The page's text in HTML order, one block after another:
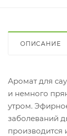
ОПИСАНИЕ
Аромат для
и немного
утром.
заболеваний
производится